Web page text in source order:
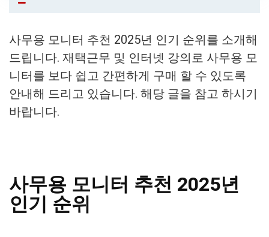
사무용 모니터 추천 2025년 인기 순위를 소개해
드립니다. 재택근무 및 인터넷 강의로 사무용 모
니터를 보다 쉽고 간편하게 구매 할 수 있도록
안내해 드리고 있습니다. 해당 글을 참고 하시기
바랍니다.
사무용 모니터 추천 2025년
인기 순위